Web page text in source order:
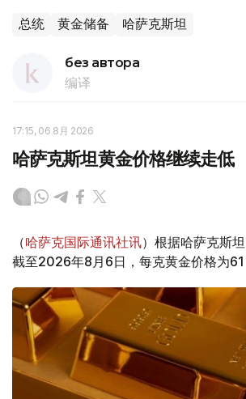
总统 黄金储备 哈萨克斯坦
без автора
编译
17:15, 06 8月 2026
哈萨克斯坦黄金价格继续走低
（哈萨克国际通讯社讯）根据哈萨克斯
截至2026年8月6日，每克黄金价格为61